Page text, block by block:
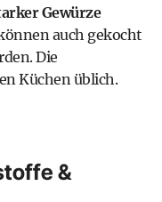
Gewürze
auch gekocht
Die
Küchen üblich.
&